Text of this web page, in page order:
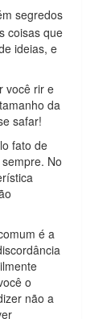
segredos
coisas que
ideias, e
você rir e
da
safar!
fato de
No
é a
o
não a